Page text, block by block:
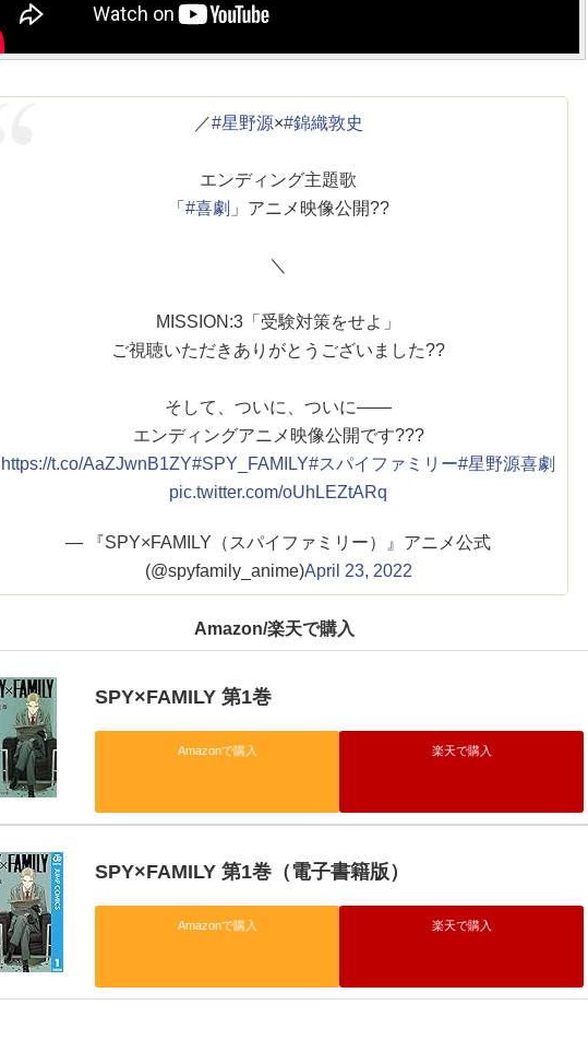
／#星野源×#錦織敦史
エンディング主題歌
「 #喜劇 」アニメ映像公開??
＼
MISSION:3「受験対策をせよ」
ご視聴いただきありがとうございました??
そして、ついに、ついに――
エンディングアニメ映像公開です???
https://t.co/AaZJwnB1ZY#SPY_FAMILY#スパイファミリー#星野源喜劇
pic.twitter.com/oUhLEZtARq
— 『SPY×FAMILY（スパイファミリー）』アニメ公式
(@spyfamily_anime)April 23, 2022
Amazon/楽天で購入
SPY×FAMILY 第1巻
Amazonで購入 楽天で購入
SPY×FAMILY 第1巻（電子書籍版）
Amazonで購入 楽天で購入